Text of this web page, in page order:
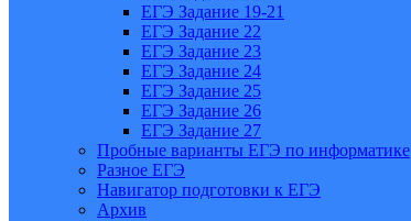
ЕГЭ Задание 19-21
ЕГЭ Задание 22
ЕГЭ Задание 23
ЕГЭ Задание 24
ЕГЭ Задание 25
ЕГЭ Задание 26
ЕГЭ Задание 27
Пробные варианты ЕГЭ по информатике
Разное ЕГЭ
Навигатор подготовки к ЕГЭ
Архив